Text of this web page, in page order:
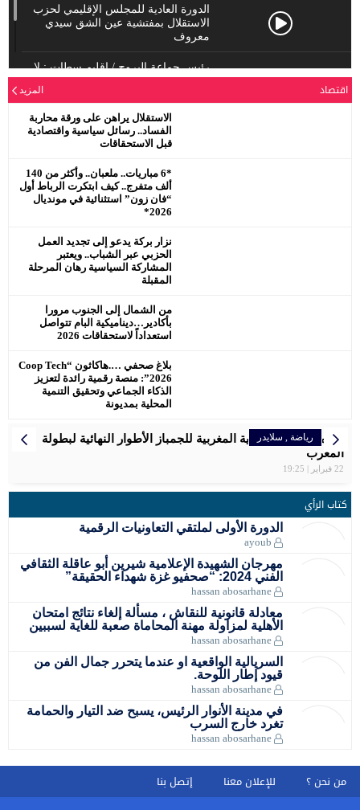
الدورة العادية للمجلس الإقليمي لحزب
الاستقلال بمفتشية عين الشق سيدي
معروف
رئيس جماعة البروج / اقليم سطات : لا
يحترم جلالة الملك محمد السادس
اقتصاد المزيد
الاستقلال يراهن على ورقة محاربة
الفساد.. رسائل سياسية واقتصادية
قبل الاستحقاقات
*6 مباريات.. ملعبان.. وأكثر من 140
ألف متفرج.. كيف ابتكرت الرباط أول
“فان زون” استثنائية في مونديال
2026*
نزار بركة يدعو إلى تجديد العمل
الحزبي عبر الشباب.. ويعتبر
المشاركة السياسية رهان المرحلة
المقبلة
من الشمال إلى الجنوب مرورا
بأكادير…ديناميكية البام تتواصل
استعداداً لاستحقاقات 2026
بلاغ صحفي ….هاكاثون “Coop Tech
2026”: منصة رقمية رائدة لتعزيز
الذكاء الجماعي وتحقيق التنمية
المحلية بمديونة
رياضة سلايدر
سبورتينغ الدار البيضاء لكرة القدم النسوية يوقّع شراكة استراتيجية
مع علامة رائدة في مجال المشروبات الرياضية
رياضة , سلايدر
تنظم الجامعة الملكية المغربية للجمباز الأطوار النهائية لبطولة
المغرب
22 فبراير | 19:25
المرأة رياضة سلايدر
المغربية سعاد مقتدري تواصل التحدي برالي دكار بالمملكة العربية
السعودية
إقتصاد اخبار وطنية رياضة سلايدر
بلاغ الصحفي… اللجنة الإقليمية للمبادرة الوطنية للتنمية البشرية
عمالة مقاطعة عين الشق
رياضة
سفيان البقالي فخر المغرب ، اهدى لصاحب الجلالة الميدالية
الاولمبية .
رياضة سلايدر
مواعيد مباريات المنتخب الأولمبي المغربي في أولمبياد باريس
2024 – مسابقة كرة القدم
رياضة سلايدر
الرجاء البيضاوي يتوج بكأس العرش للمرة التاسعة
كتاب الرأي
الدورة الأولى لملتقي التعاونيات الرقمية
ayoub
مهرجان الشهيدة الإعلامية شيرين أبو عاقلة الثقافي
الفني 2024: “صحفيو غزة شهداء الحقيقة”
hassan abosarhane
معادلة قانونية للنقاش ، مسألة إلغاء نتائج امتحان
الأهلية لمزاولة مهنة المحاماة صعبة للغاية لسببين
hassan abosarhane
السريالية الواقعية او عندما يتحرر جمال الفن من
قيود إطار اللوحة.
hassan abosarhane
في مدينة الأنوار الرئيس، يسبح ضد التيار والحمامة
تغرد خارج السرب
hassan abosarhane
من نحن ؟ للإعلان معنا إتصل بنا